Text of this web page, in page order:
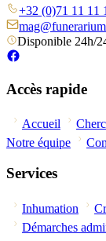
+32 (0)71 11 11
Disponible 24h/
Accès rapide
Accueil
Notre équipe
Services
Inhumation
Démarches